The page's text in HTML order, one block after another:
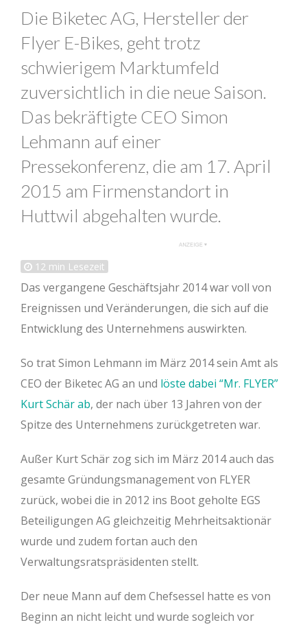
Die Biketec AG, Hersteller der
Flyer E-Bikes, geht trotz
schwierigem Marktumfeld
zuversichtlich in die neue Saison.
Das bekräftigte CEO Simon
Lehmann auf einer
Pressekonferenz, die am 17. April
2015 am Firmenstandort in
Huttwil abgehalten wurde.
12 min Lesezeit
Das vergangene Geschäftsjahr 2014 war voll von
Ereignissen und Veränderungen, die sich auf die
Entwicklung des Unternehmens auswirkten.
So trat Simon Lehmann im März 2014 sein Amt als
CEO der Biketec AG an und löste dabei “Mr. FLYER”
Kurt Schär ab, der nach über 13 Jahren von der
Spitze des Unternehmens zurückgetreten war.
Außer Kurt Schär zog sich im März 2014 auch das
gesamte Gründungsmanagement von FLYER
zurück, wobei die in 2012 ins Boot geholte EGS
Beteiligungen AG gleichzeitig Mehrheitsaktionär
wurde und zudem fortan auch den
Verwaltungsratspräsidenten stellt.
Der neue Mann auf dem Chefsessel hatte es von
Beginn an nicht leicht und wurde sogleich vor